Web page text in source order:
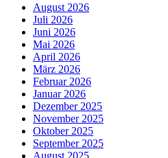
August 2026
Juli 2026
Juni 2026
Mai 2026
April 2026
März 2026
Februar 2026
Januar 2026
Dezember 2025
November 2025
Oktober 2025
September 2025
August 2025